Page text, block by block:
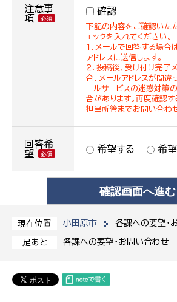
現在位置 小田原市 各課への要望・
足あと 各課への要望・お問い合わせ
注意事
項
確認
下記の内容をご確認いた
ェックを入れてください。
１．メールで回答する場合
アドレスに送信します。
２．投稿後、受け付け完
合、メールアドレスが間違
ールサービスの迷惑対策
合があります。再度確認
担当所管までお問い合わ
回答希
望
希望する 希